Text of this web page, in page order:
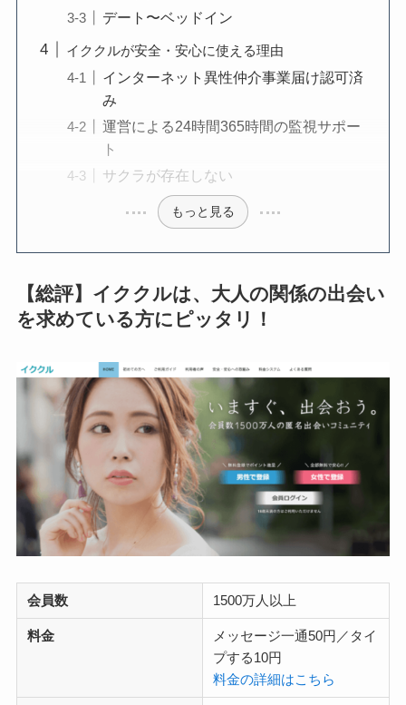
デート〜ベッドイン
イククルが安全・安心に使える理由
インターネット異性仲介事業届け認可済
み
運営による24時間365時間の監視サポー
ト
サクラが存在しない
もっと見る
【総評】イククルは、大人の関係の出会い
を求めている方にピッタリ！
会員数 1500万人以上
料金
メッセージ一通50円／タイ
プする10円
料金の詳細はこちら